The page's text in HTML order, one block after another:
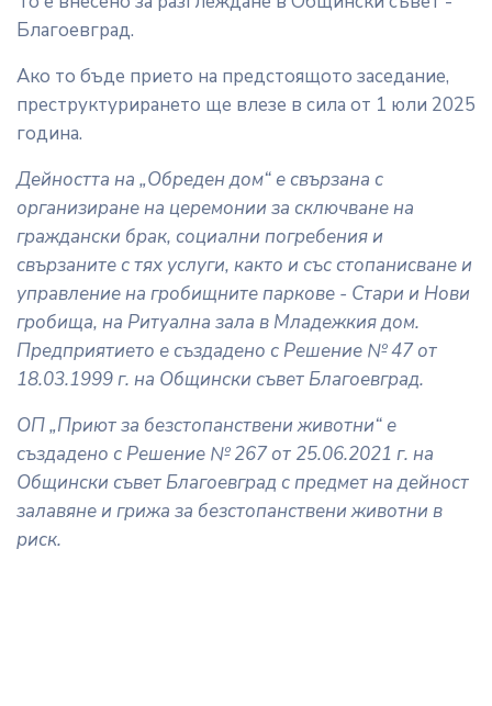
Благоевград.
Ако то бъде прието на предстоящото заседание,
преструктурирането ще влезе в сила от 1 юли 2025
година.
Дейността на „Обреден дом“ е свързана с
организиране на церемонии за сключване на
граждански брак, социални погребения и
свързаните с тях услуги, както и със стопанисване и
управление на гробищните паркове - Стари и Нови
гробища, на Ритуална зала в Младежкия дом.
Предприятието е създадено с Решение № 47 от
18.03.1999 г. на Общински съвет Благоевград.
ОП „Приют за безстопанствени животни“ е
създадено с Решение № 267 от 25.06.2021 г. на
Общински съвет Благоевград с предмет на дейност
залавяне и грижа за безстопанствени животни в
риск.